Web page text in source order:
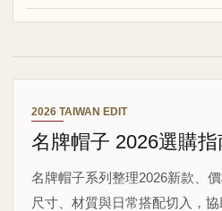
2026 TAIWAN EDIT
名牌帽子 2026選購指
名牌帽子系列整理2026新款、
尺寸、材質與日常搭配切入，